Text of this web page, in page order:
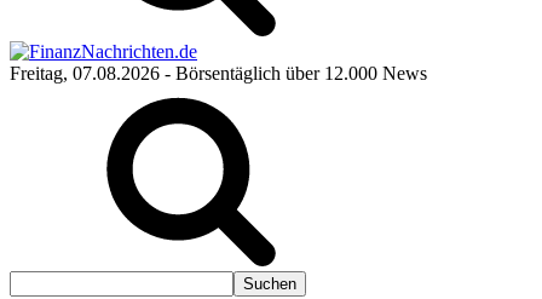
Freitag, 07.08.2026 - Börsentäglich über 12.000 News